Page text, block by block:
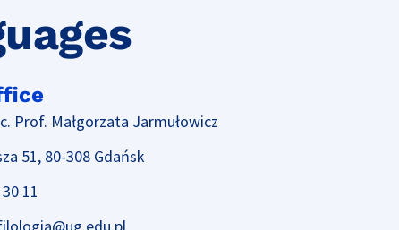
Prof. Małgorzata Jarmułowicz
51, 80-308 Gdańsk
11